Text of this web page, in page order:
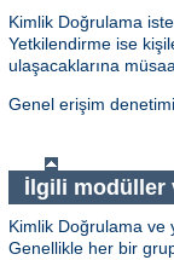
Kimlik Doğrulama
Yetkilendirme ise
ulaşacaklarına
Genel erişim
İlgili modüller
Kimlik Doğrulama ve
Genellikle her bir